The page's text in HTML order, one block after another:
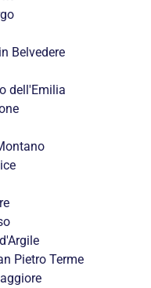
Belvedere
dell'Emilia
Pietro Terme